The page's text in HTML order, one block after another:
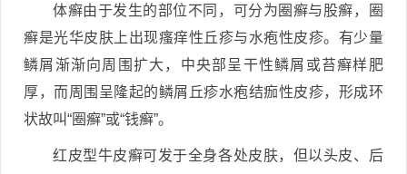
体癣由于发生的部位不同，可分为圈癣与股癣，圈
癣是光华皮肤上出现瘙痒性丘疹与水疱性皮疹。有少量
鳞屑渐渐向周围扩大，中央部呈干性鳞屑或苔癣样肥
厚，而周围呈隆起的鳞屑丘疹水疱结痂性皮疹，形成环
状故叫“圈癣”或“钱癣”。
红皮型牛皮癣可发于全身各处皮肤，但以头皮、后